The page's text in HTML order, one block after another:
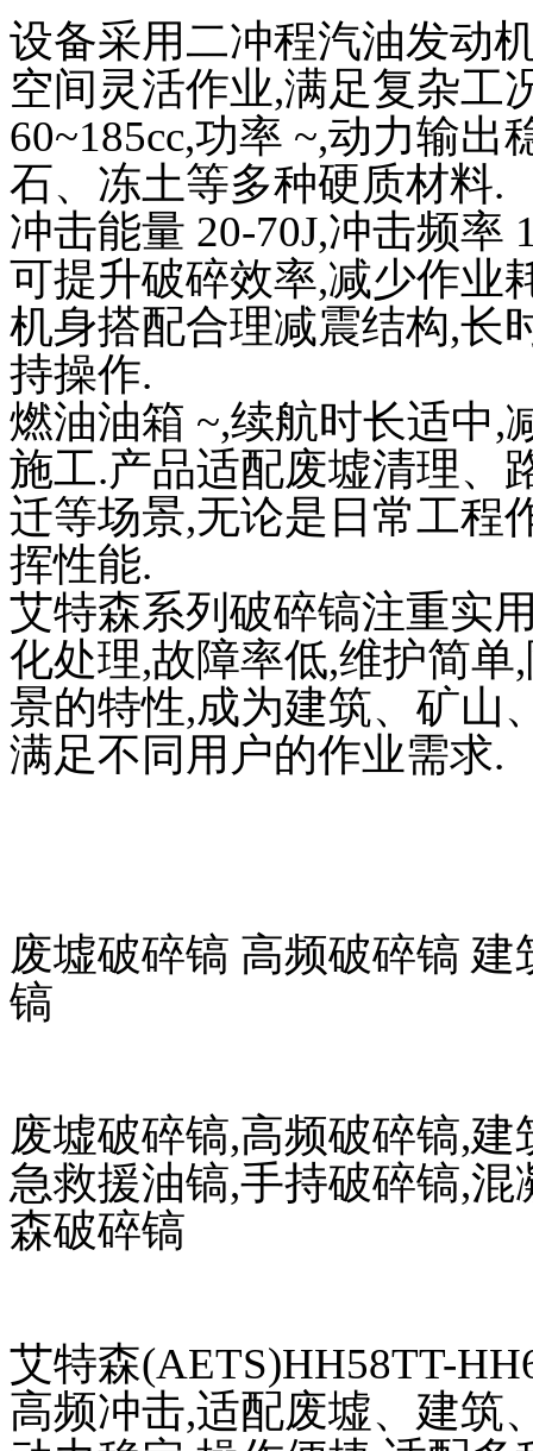
设备采用二冲程汽油发动
空间灵活作业,满足复杂工
60~185cc,功率 ~,动力输
石、冻土等多种硬质材料.
冲击能量 20-70J,冲击频率
可提升破碎效率,减少作业
机身搭配合理减震结构,长
持操作.
燃油油箱 ~,续航时长适中,
施工.产品适配废墟清理、
迁等场景,无论是日常工程
挥性能.
艾特森系列破碎镐注重实
化处理,故障率低,维护简
景的特性,成为建筑、矿山
满足不同用户的作业需求.
废墟破碎镐 高频破碎镐
镐
废墟破碎镐,高频破碎镐,
急救援油镐,手持破碎镐,
森破碎镐
艾特森(AETS)HH58TT-
高频冲击,适配废墟、建筑